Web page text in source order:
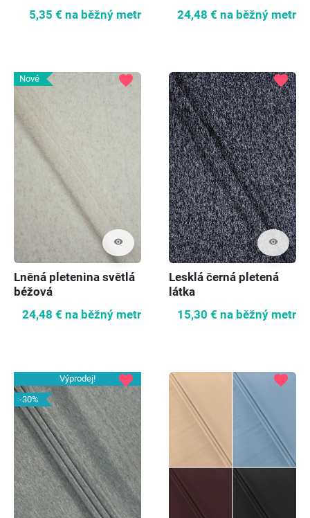
5,35 € na běžný metr 24,48 € na běžný metr
Nové
visibility
favorite
Lněná pletenina světlá
béžová
24,48 € na běžný metr
visibility
favorite
Lesklá černá pletená
látka
15,30 € na běžný metr
Výprodej!
-30%
favorite favorite